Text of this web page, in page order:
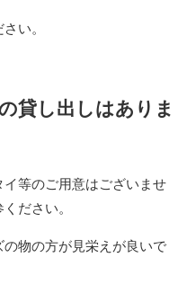
い。
貸し出しはありま
等のご用意はございませ
ださい。
物の方が見栄えが良いで